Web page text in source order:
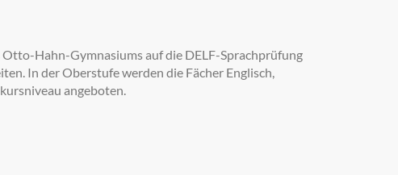
Hahn-Gymnasiums auf die DELF-Sprachprüfung
In der Oberstufe werden die Fächer Englisch,
angeboten.